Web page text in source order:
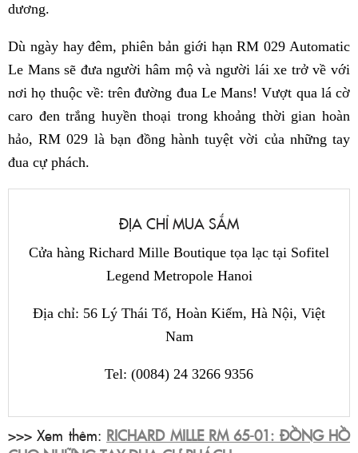
dương.
Dù ngày hay đêm, phiên bản giới hạn RM 029 Automatic
Le Mans sẽ đưa người hâm mộ và người lái xe trở về với
nơi họ thuộc về: trên đường đua Le Mans! Vượt qua lá cờ
caro đen trắng huyền thoại trong khoảng thời gian hoàn
hảo, RM 029 là bạn đồng hành tuyệt vời của những tay
đua cự phách.
ĐỊA CHỈ MUA SẮM
Cửa hàng Richard Mille Boutique tọa lạc tại Sofitel
Legend Metropole Hanoi
Địa chỉ: 56 Lý Thái Tổ, Hoàn Kiếm, Hà Nội, Việt
Nam
Tel: (0084) 24 3266 9356
>>> Xem thêm: RICHARD MILLE RM 65-01: ĐỒNG HỒ